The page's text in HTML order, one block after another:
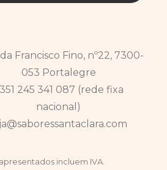
Francisco Fino, nº22, 7300-
053 Portalegre
245 341 087 (rede fixa
nacional)
incluem IVA.